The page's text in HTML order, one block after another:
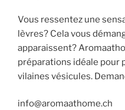
Vous ressentez une
lèvres? Cela vous
apparaissent?
préparations idéale pour
vilaines vésicules.
info@aromaathome.ch